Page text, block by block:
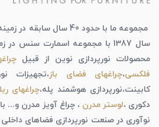
مجموعه ما با حدود 40 سال
سال 1387 با مجموعه اسمارت سنس
محصولات نورپردازی نوین از قبیل
فلکسی،چراغهای فضای باز،تجهیزات
کابینت،نورپردازی هوشمند پله،چراغهای
دکوری ،لوستر مدرن ، چراغ آویز مدرن و...
نوآوری در صنعت نورپردازی فضاهای